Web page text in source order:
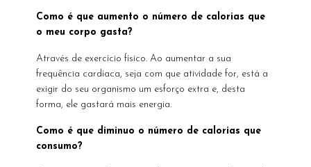
Como é que aumento o número de calorias que
o meu corpo gasta?
Através de exercício físico. Ao aumentar a sua
frequência cardíaca, seja com que atividade for, está a
exigir do seu organismo um esforço extra e, desta
forma, ele gastará mais energia.
Como é que diminuo o número de calorias que
consumo?